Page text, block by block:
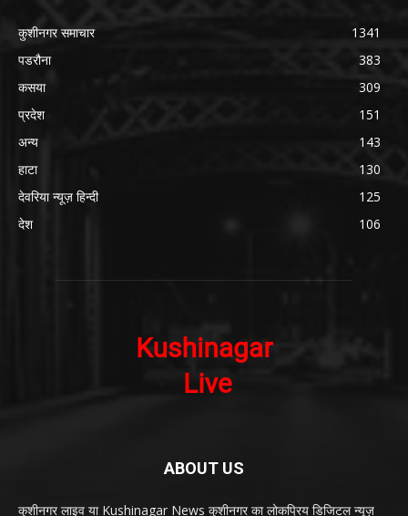
कुशीनगर समाचार
1341
पडरौना
383
कसया
309
प्रदेश
151
अन्य
143
हाटा
130
देवरिया न्यूज़ हिन्दी
125
देश
106
ABOUT US
कुशीनगर लाइव या Kushinagar News कुशीनगर का लोकप्रिय डिजिटल न्यूज़